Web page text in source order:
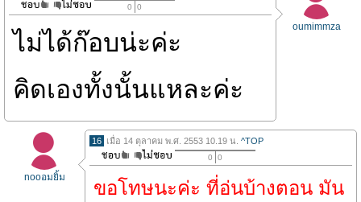
oumimmza
0 0
ไม่ได้ก๊อบน่ะค่ะ
คิดเองทั้งนั้นแหละค่ะ
nooอมยิ้ม
16 เมื่อ 14 ตุลาคม พ.ศ. 2553 10.19 น. ^TOP
0 0
ขอโทษนะค่ะ ที่อ่นบ้างตอน มัน